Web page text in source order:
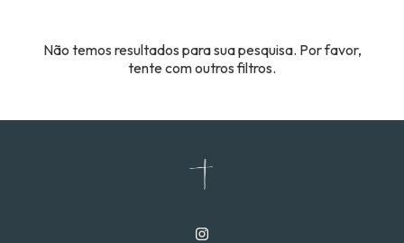
Não temos resultados para sua pesquisa. Por favor,
tente com outros filtros.